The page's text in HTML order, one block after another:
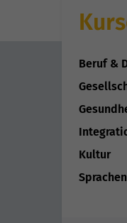
Beruf &
Kultur
Sprachen